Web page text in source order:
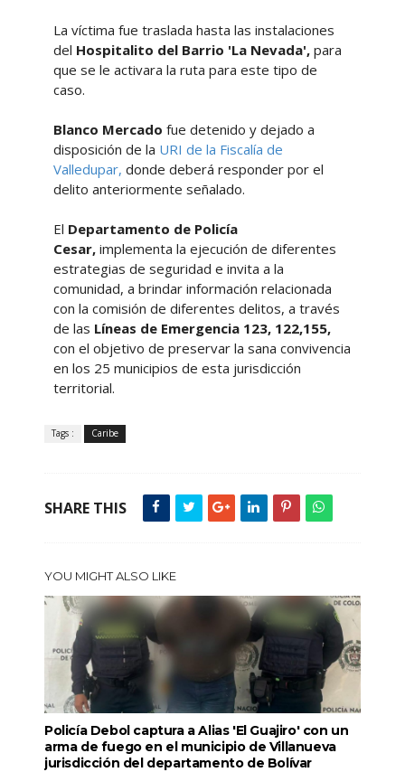
La víctima fue traslada hasta las instalaciones
del Hospitalito del Barrio 'La Nevada',para
que se le activara la ruta para este tipo de
caso.
Blanco Mercado fue detenido y dejado a
disposición de la URI de la Fiscalía de
Valledupar, donde deberá responder por el
delito anteriormente señalado.
El Departamento de Policía
Cesar,implementa la ejecución de diferentes
estrategias de seguridad e invita a la
comunidad, a brindar información relacionada
con la comisión de diferentes delitos, a través
de las Líneas de Emergencia 123, 122,155,
con el objetivo de preservar la sana convivencia
en los 25 municipios de esta jurisdicción
territorial.
Tags : Caribe
SHARE THIS
YOU MIGHT ALSO LIKE
Policía Debol captura a Alias 'El Guajiro' con un
arma de fuego en el municipio de Villanueva
jurisdicción del departamento de Bolívar